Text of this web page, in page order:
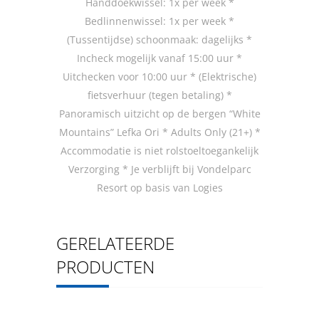
Bedlinnenwissel: 1x per week *
(Tussentijdse) schoonmaak: dagelijks *
Incheck mogelijk vanaf 15:00 uur *
Uitchecken voor 10:00 uur * (Elektrische)
fietsverhuur (tegen betaling) *
Panoramisch uitzicht op de bergen “White
Mountains” Lefka Ori * Adults Only (21+) *
Accommodatie is niet rolstoeltoegankelijk
Verzorging * Je verblijft bij Vondelparc
Resort op basis van Logies
GERELATEERDE
PRODUCTEN